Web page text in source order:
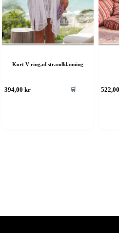
Kort V-ringad strandklänning
394,00kr 🛒